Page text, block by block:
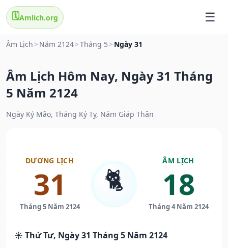
🗓️Amlich.org
Âm Lịch > Năm 2124>Tháng 5 > Ngày 31
Âm Lịch Hôm Nay, Ngày 31 Tháng
5 Năm 2124
Ngày Kỷ Mão, Tháng Kỷ Tỵ, Năm Giáp Thân
DƯƠNG LỊCH
31
Tháng 5 Năm 2124
🐈
ÂM LỊCH
18
Tháng 4 Năm 2124
☀️ Thứ Tư, Ngày 31 Tháng 5 Năm 2124